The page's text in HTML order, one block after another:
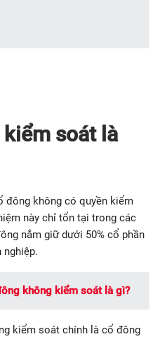
soát là
đông không có quyền kiểm
này chỉ tổn tại trong các
nắm giữ dưới 50% cổ phần
nghiệp.
không kiểm soát là gì?
kiểm soát chính là cổ đông